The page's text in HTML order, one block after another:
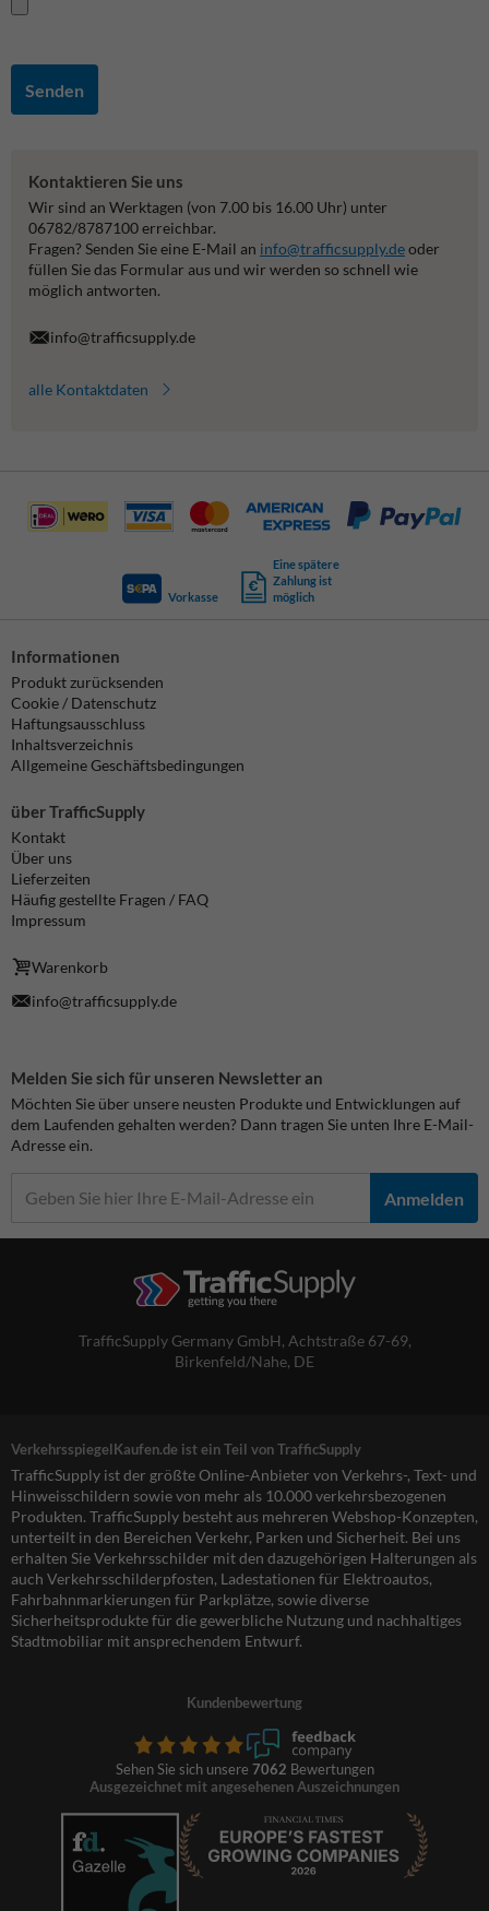
Senden
Kontaktieren Sie uns
Wir sind an Werktagen (von 7.00 bis 16.00 Uhr) unter
06782/8787100 erreichbar.
Fragen? Senden Sie eine E-Mail an info@trafficsupply.deoder
füllen Sie das Formular aus und wir werden so schnell wie
möglich antworten.
info@trafficsupply.de
alle Kontaktdaten
Vorkasse
Eine spätere
Zahlung ist
möglich
Informationen
Produkt zurücksenden
Cookie / Datenschutz
Haftungsausschluss
Inhaltsverzeichnis
Allgemeine Geschäftsbedingungen
über TrafficSupply
Kontakt
Über uns
Lieferzeiten
Häufig gestellte Fragen / FAQ
Impressum
Warenkorb
info@trafficsupply.de
Melden Sie sich für unseren Newsletter an
Möchten Sie über unsere neusten Produkte und Entwicklungen auf
dem Laufenden gehalten werden? Dann tragen Sie unten Ihre E-Mail-
Adresse ein.
Anmelden
TrafficSupply Germany GmbH, Achtstraße 67-69,
Birkenfeld/Nahe, DE
VerkehrsspiegelKaufen.de ist ein Teil von TrafficSupply
TrafficSupply ist der größte Online-Anbieter von Verkehrs-, Text- und
Hinweisschildern sowie von mehr als 10.000 verkehrsbezogenen
Produkten. TrafficSupply besteht aus mehreren Webshop-Konzepten,
unterteilt in den Bereichen Verkehr, Parken und Sicherheit. Bei uns
erhalten Sie Verkehrsschilder mit den dazugehörigen Halterungen als
auch Verkehrsschilderpfosten, Ladestationen für Elektroautos,
Fahrbahnmarkierungen für Parkplätze, sowie diverse
Sicherheitsprodukte für die gewerbliche Nutzung und nachhaltiges
Stadtmobiliar mit ansprechendem Entwurf.
Kundenbewertung
Sehen Sie sich unsere 7062 Bewertungen
Ausgezeichnet mit angesehenen Auszeichnungen